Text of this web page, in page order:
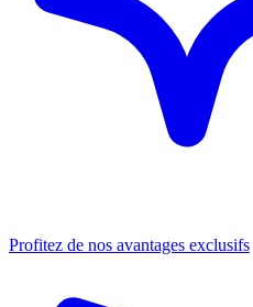
Profitez de nos avantages exclusifs